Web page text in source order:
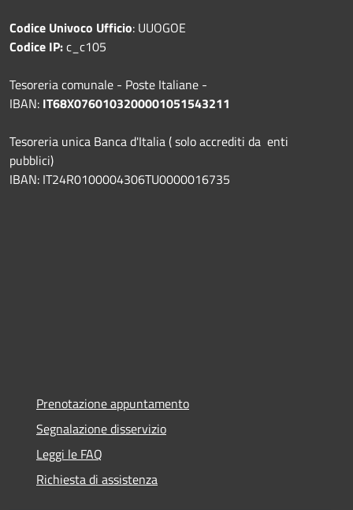
Codice Univoco Ufficio: UUOGOE
Codice IP:c_c105
Tesoreria comunale - Poste Italiane -
IBAN: IT68X0760103200001051543211
Tesoreria unica Banca d'Italia ( solo accrediti da enti
pubblici)
IBAN: IT24R0100004306TU0000016735
Prenotazione appuntamento
Segnalazione disservizio
Leggi le FAQ
Richiesta di assistenza